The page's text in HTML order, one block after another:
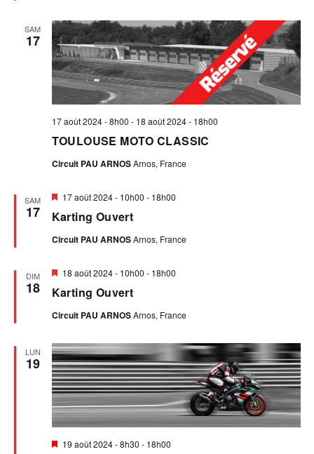
A
T
I
O
È
N
E
M
V
U
E
E
N
T
SAM
17
TOULOUSE MOTO CLASSIC
17 août 2024 - 8h00 - 18 août 2024 - 18h00
Circuit PAU ARNOSArnos, France
SAM
17 Karting Ouvert
Mis
avant
17 août 2024 - 10h00 - 18h00
Circuit PAU ARNOSArnos, France
DIM
18 Karting Ouvert
Mis
avant
18 août 2024 - 10h00 - 18h00
Circuit PAU ARNOSArnos, France
LUN
19
Mis
19 août 2024 - 8h30 - 18h00